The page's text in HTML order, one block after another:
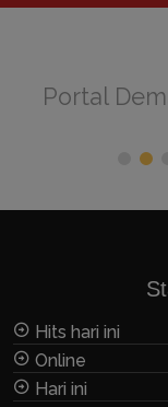
Portal
Hits hari ini
Online
Hari ini